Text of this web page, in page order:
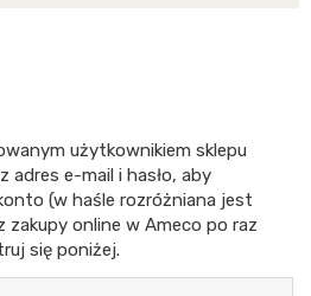
użytkownikiem sklepu
adres e-mail i hasło, aby
(w haśle rozróżniana jest
zakupy online w Ameco po raz
się poniżej.